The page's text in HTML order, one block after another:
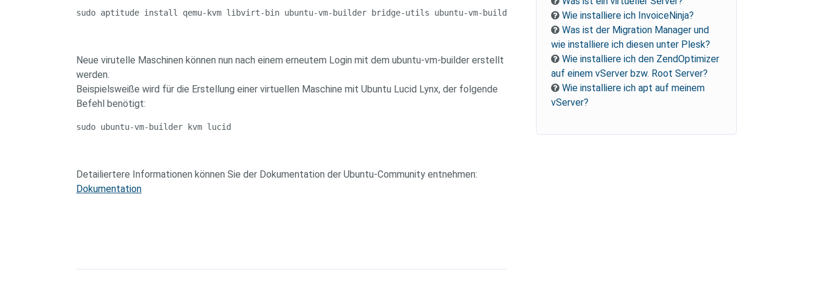
sudo aptitude install qemu-kvm libvirt-bin ubuntu-vm-builder bridge-utils ubuntu-vm-builder
Neue virutelle Maschinen können nun nach einem erneutem Login mit dem ubuntu-vm-builder erstellt
werden.
Beispielsweiße wird für die Erstellung einer virtuellen Maschine mit Ubuntu Lucid Lynx, der folgende
Befehl benötigt:
sudo ubuntu-vm-builder kvm lucid
Detailiertere Informationen können Sie der Dokumentation der Ubuntu-Community entnehmen:
Dokumentation
Wie installiere ich InvoiceNinja?
Was ist der Migration Manager und
wie installiere ich diesen unter Plesk?
Wie installiere ich den ZendOptimizer
auf einem vServer bzw. Root Server?
Wie installiere ich apt auf meinem
vServer?